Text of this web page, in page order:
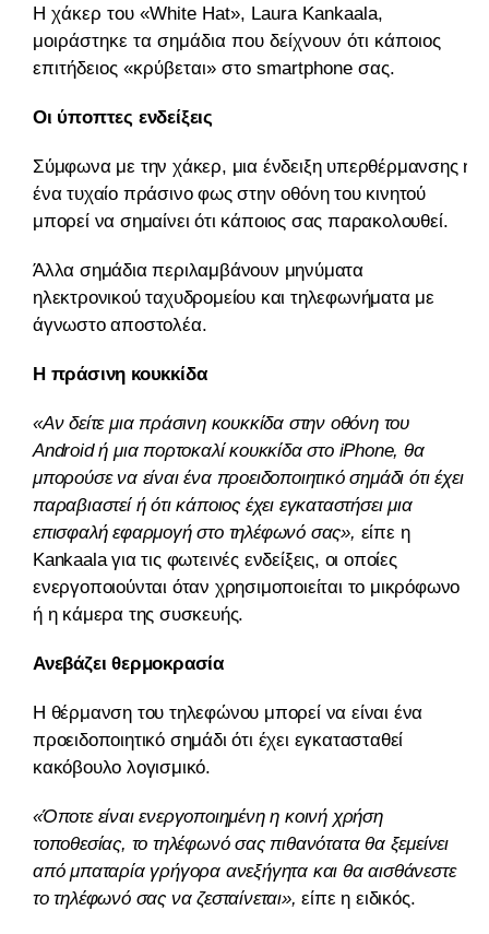
Η χάκερ του «White Hat», Laura Kankaala,
μοιράστηκε τα σημάδια που δείχνουν ότι κάποιος
επιτήδειος «κρύβεται» στο smartphone σας.
Οι ύποπτες ενδείξεις
Σύμφωνα με την χάκερ, μια ένδειξη υπερθέρμανσης ή
ένα τυχαίο πράσινο φως στην οθόνη του κινητού
μπορεί να σημαίνει ότι κάποιος σας παρακολουθεί.
Άλλα σημάδια περιλαμβάνουν μηνύματα
ηλεκτρονικού ταχυδρομείου και τηλεφωνήματα με
άγνωστο αποστολέα.
Η πράσινη κουκκίδα
«Αν δείτε μια πράσινη κουκκίδα στην οθόνη του
Android ή μια πορτοκαλί κουκκίδα στο iPhone, θα
μπορούσε να είναι ένα προειδοποιητικό σημάδι ότι έχει
παραβιαστεί ή ότι κάποιος έχει εγκαταστήσει μια
επισφαλή εφαρμογή στο τηλέφωνό σας», είπε η
Kankaala για τις φωτεινές ενδείξεις, οι οποίες
ενεργοποιούνται όταν χρησιμοποιείται το μικρόφωνο
ή η κάμερα της συσκευής.
Ανεβάζει θερμοκρασία
Η θέρμανση του τηλεφώνου μπορεί να είναι ένα
προειδοποιητικό σημάδι ότι έχει εγκατασταθεί
κακόβουλο λογισμικό.
«Όποτε είναι ενεργοποιημένη η κοινή χρήση
τοποθεσίας, το τηλέφωνό σας πιθανότατα θα ξεμείνει
από μπαταρία γρήγορα ανεξήγητα και θα αισθάνεστε
το τηλέφωνό σας να ζεσταίνεται», είπε η ειδικός.